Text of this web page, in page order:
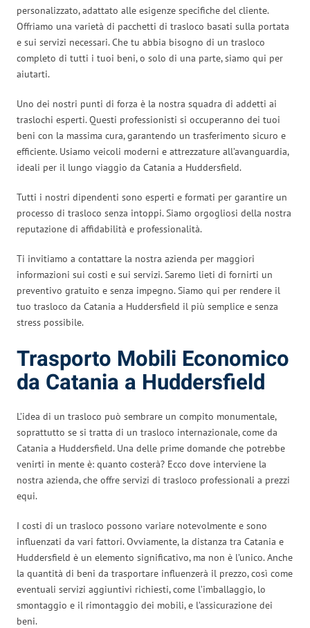
personalizzato, adattato alle esigenze specifiche del cliente.
Offriamo una varietà di pacchetti di trasloco basati sulla portata
e sui servizi necessari. Che tu abbia bisogno di un trasloco
completo di tutti i tuoi beni, o solo di una parte, siamo qui per
aiutarti.
Uno dei nostri punti di forza è la nostra squadra di addetti ai
traslochi esperti. Questi professionisti si occuperanno dei tuoi
beni con la massima cura, garantendo un trasferimento sicuro e
efficiente. Usiamo veicoli moderni e attrezzature all’avanguardia,
ideali per il lungo viaggio da Catania a Huddersfield.
Tutti i nostri dipendenti sono esperti e formati per garantire un
processo di trasloco senza intoppi. Siamo orgogliosi della nostra
reputazione di affidabilità e professionalità.
Ti invitiamo a contattare la nostra azienda per maggiori
informazioni sui costi e sui servizi. Saremo lieti di fornirti un
preventivo gratuito e senza impegno. Siamo qui per rendere il
tuo trasloco da Catania a Huddersfield il più semplice e senza
stress possibile.
Trasporto Mobili Economico
da Catania a Huddersfield
L’idea di un trasloco può sembrare un compito monumentale,
soprattutto se si tratta di un trasloco internazionale, come da
Catania a Huddersfield. Una delle prime domande che potrebbe
venirti in mente è: quanto costerà? Ecco dove interviene la
nostra azienda, che offre servizi di trasloco professionali a prezzi
equi.
I costi di un trasloco possono variare notevolmente e sono
influenzati da vari fattori. Ovviamente, la distanza tra Catania e
Huddersfield è un elemento significativo, ma non è l’unico. Anche
la quantità di beni da trasportare influenzerà il prezzo, così come
eventuali servizi aggiuntivi richiesti, come l’imballaggio, lo
smontaggio e il rimontaggio dei mobili, e l’assicurazione dei
beni.